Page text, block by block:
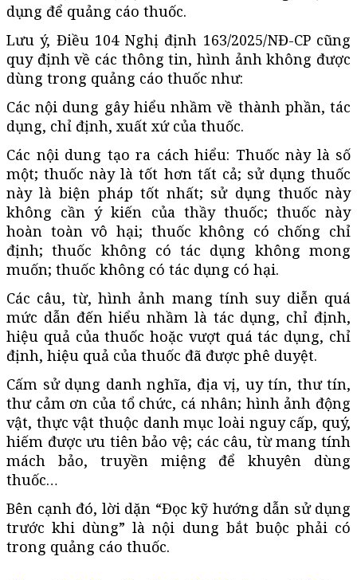
dụng để quảng cáo thuốc.
Lưu ý, Điều 104 Nghị định 163/2025/NĐ-CP cũng
quy định về các thông tin, hình ảnh không được
dùng trong quảng cáo thuốc như:
Các nội dung gây hiểu nhầm về thành phần, tác
dụng, chỉ định, xuất xứ của thuốc.
Các nội dung tạo ra cách hiểu: Thuốc này là số
một; thuốc này là tốt hơn tất cả; sử dụng thuốc
này là biện pháp tốt nhất; sử dụng thuốc này
không cần ý kiến của thầy thuốc; thuốc này
hoàn toàn vô hại; thuốc không có chống chỉ
định; thuốc không có tác dụng không mong
muốn; thuốc không có tác dụng có hại.
Các câu, từ, hình ảnh mang tính suy diễn quá
mức dẫn đến hiểu nhầm là tác dụng, chỉ định,
hiệu quả của thuốc hoặc vượt quá tác dụng, chỉ
định, hiệu quả của thuốc đã được phê duyệt.
Cấm sử dụng danh nghĩa, địa vị, uy tín, thư tín,
thư cảm ơn của tổ chức, cá nhân; hình ảnh động
vật, thực vật thuộc danh mục loài nguy cấp, quý,
hiếm được ưu tiên bảo vệ; các câu, từ mang tính
mách bảo, truyền miệng để khuyên dùng
thuốc…
Bên cạnh đó, lời dặn “Đọc kỹ hướng dẫn sử dụng
trước khi dùng” là nội dung bắt buộc phải có
trong quảng cáo thuốc.